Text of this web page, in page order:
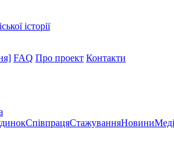
історії
FAQ Про проект Контакти
СпівпрацяСтажуванняНовини